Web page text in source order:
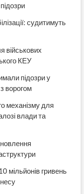
судитимуть
військових
КЕУ
підозри у
ворогом
механізму для
влади та
мільйонів гривень